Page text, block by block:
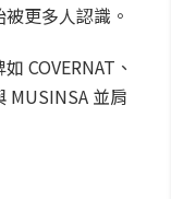
更多人認識。
COVERNAT、
並肩